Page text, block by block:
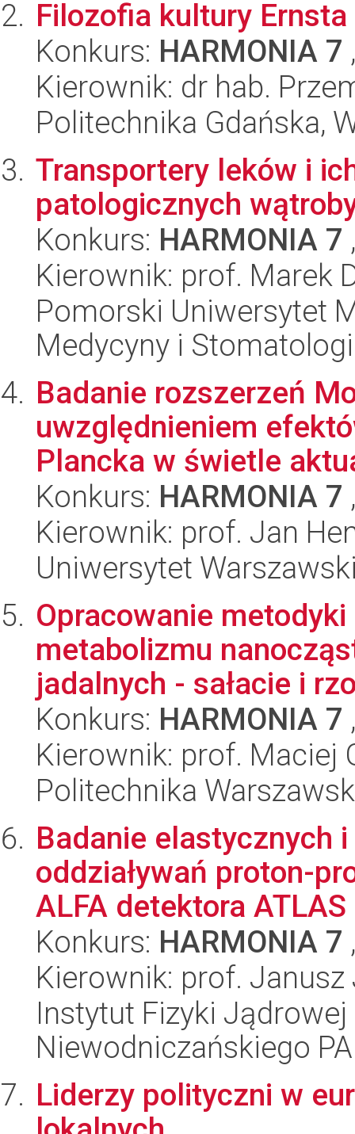
Filozofia kultury Ernsta
Konkurs: HARMONIA 7
Kierownik: dr hab.
Politechnika Gdańska,
Transportery leków i
patologicznych
Konkurs: HARMONIA 7
Kierownik: prof. Marek
Pomorski Uniwersytet
Medycyny i
Badanie rozszerzeń
uwzględnieniem
Plancka w świetle
Konkurs: HARMONIA 7
Kierownik: prof. Jan
Uniwersytet
Opracowanie
metabolizmu
jadalnych - sałacie i
Konkurs: HARMONIA 7
Kierownik: prof. Maciej
Politechnika
Badanie elastycznych
oddziaływań proton-
ALFA detektora
Konkurs: HARMONIA 7
Kierownik: prof.
Instytut Fizyki
Niewodniczańskiego
Liderzy polityczni w